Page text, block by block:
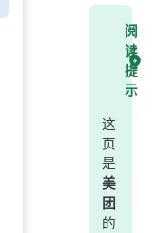
阅
读
提
示
这
页
是
美
团
的